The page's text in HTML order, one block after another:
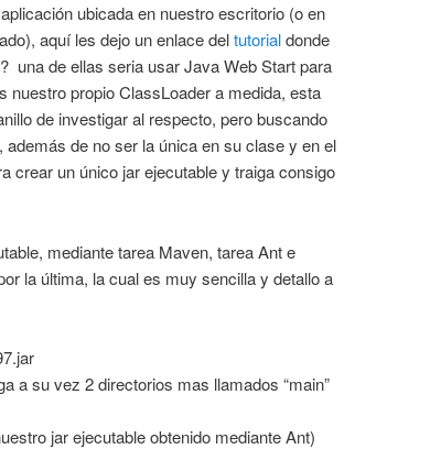
ubicada en nuestro escritorio (o en
aquí les dejo un enlace deltutorialdonde
una de ellas seria usar Java Web Start para
propio ClassLoader a medida, esta
de investigar al respecto, pero buscando
de no ser la única en su clase y en el
crear un único jar ejecutable y traiga consigo
mediante tarea Maven, tarea Ant e
la última, la cual es muy sencilla y detallo a
a su vez 2 directorios mas llamados “main”
jar ejecutable obtenido mediante Ant)